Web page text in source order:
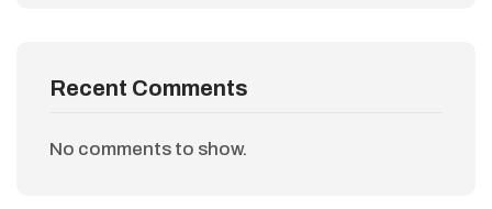
Recent Comments
No comments to show.